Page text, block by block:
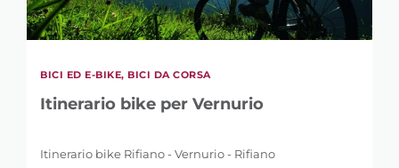
BICI ED E-BIKE, BICI DA CORSA
Itinerario bike per Vernurio
Itinerario bike Rifiano - Vernurio - Rifiano